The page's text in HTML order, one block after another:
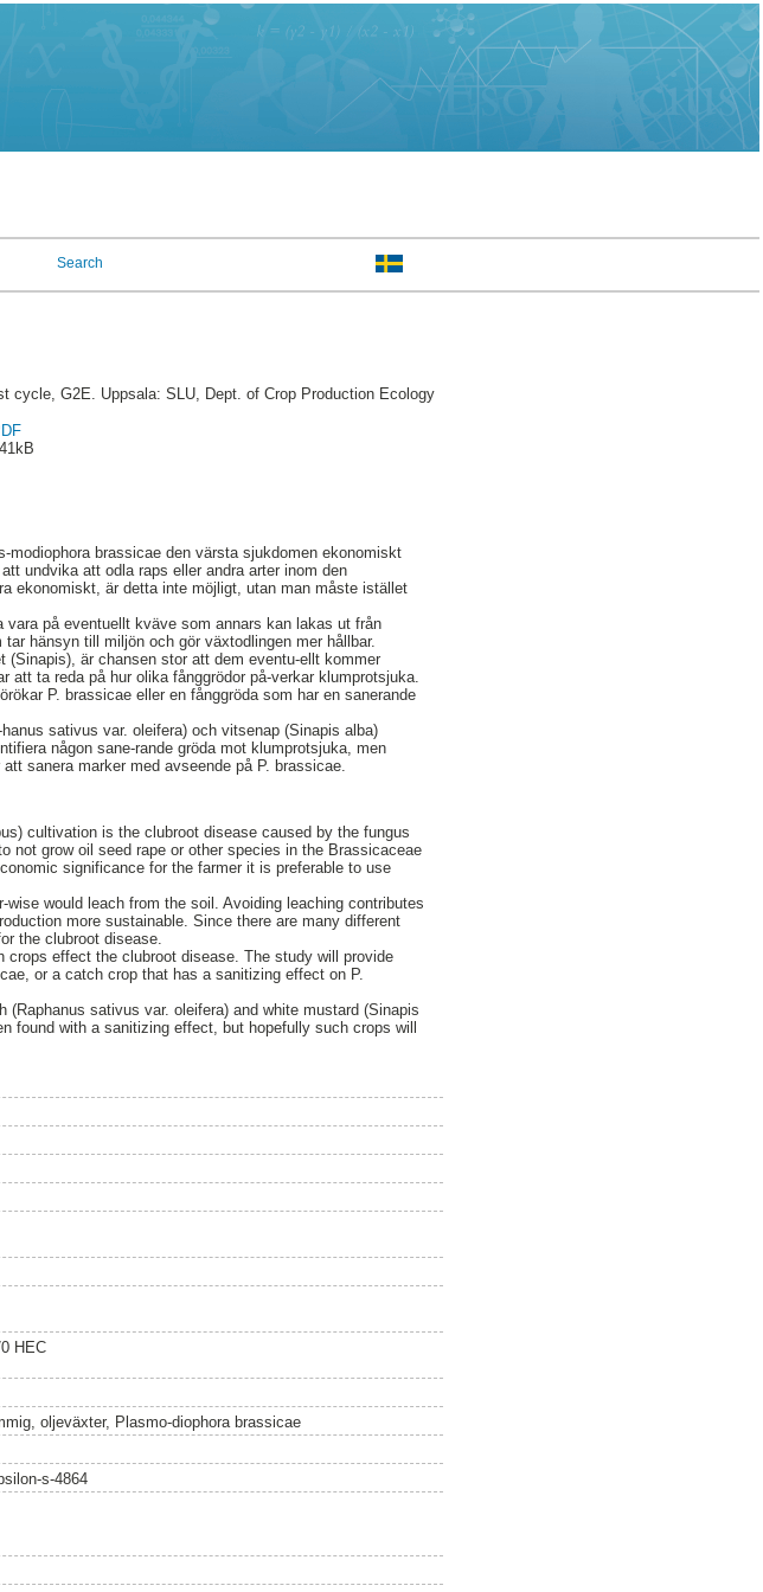
Search
cycle, G2E. Uppsala: SLU, Dept. of Crop Production Ecology
modiophora brassicae den värsta sjukdomen ekonomiskt
undvika att odla raps eller andra arter inom den
ekonomiskt, är detta inte möjligt, utan man måste istället
på eventuellt kväve som annars kan lakas ut från
hänsyn till miljön och gör växtodlingen mer hållbar.
är chansen stor att dem eventu-ellt kommer
ta reda på hur olika fånggrödor på-verkar klumprotsjuka.
P. brassicae eller en fånggröda som har en sanerande
sativus var. oleifera) och vitsenap (Sinapis alba)
någon sane-rande gröda mot klumprotsjuka, men
sanera marker med avseende på P. brassicae.
cultivation is the clubroot disease caused by the fungus
not grow oil seed rape or other species in the Brassicaceae
significance for the farmer it is preferable to use
would leach from the soil. Avoiding leaching contributes
more sustainable. Since there are many different
the clubroot disease.
effect the clubroot disease. The study will provide
or a catch crop that has a sanitizing effect on P.
sativus var. oleifera) and white mustard (Sinapis
found with a sanitizing effect, but hopefully such crops will
HEC
oljeväxter, Plasmo-diophora brassicae
s-4864